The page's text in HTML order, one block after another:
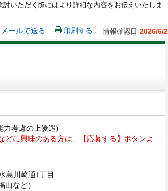
いただく際にはより詳細な内容をお伝えいたしま
情報確認日 2026/6/2
メールで送る 印刷する
力考慮の上優遇)
どに興味のある方は、【応募する】ボタンよ
島川崎通1丁目
山など）